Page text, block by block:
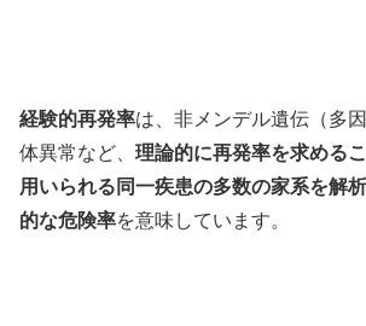
経験的再発率は、非メンデル遺伝（多
体異常など、 理論的に再発率を求める
用いられる同一疾患の多数の家系を解
的な危険率を意味しています。